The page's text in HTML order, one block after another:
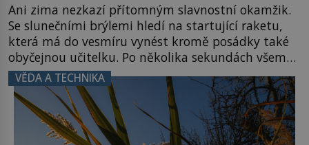
Ani zima nezkazí přítomným slavnostní okamžik.
Se slunečními brýlemi hledí na startující raketu,
která má do vesmíru vynést kromě posádky také
obyčejnou učitelku. Po několika sekundách všem
ztuhnou úsměvy, stroj totiž exploduje. Jejich
konstrukce není z levného kraje, daňové
poplatníky stojí miliardy dolarů. Na druhou stranu
zvládnou jen představitelné věci. Na malé kousky
Název: Columbia První […]
VĚDA A TECHNIKA